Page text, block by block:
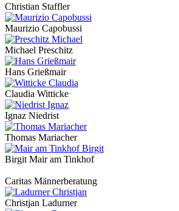
Christian Staffler
Maurizio Capobussi
Michael Preschitz
Hans Grießmair
Claudia Witticke
Ignaz Niedrist
Thomas Mariacher
Birgit Mair am Tinkhof
Caritas Männerberatung
Christjan Ladurner